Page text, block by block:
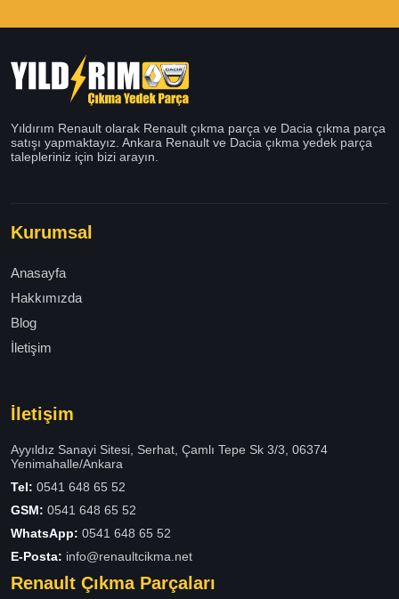
Yıldırım Renault olarak Renault çıkma parça ve Dacia çıkma parça
satışı yapmaktayız. Ankara Renault ve Dacia çıkma yedek parça
talepleriniz için bizi arayın.
Kurumsal
Anasayfa
Hakkımızda
Blog
İletişim
İletişim
Ayyıldız Sanayi Sitesi, Serhat, Çamlı Tepe Sk 3/3, 06374
Yenimahalle/Ankara
Tel: 0541 648 65 52
GSM: 0541 648 65 52
WhatsApp: 0541 648 65 52
E-Posta: info@renaultcikma.net
Renault Çıkma Parçaları